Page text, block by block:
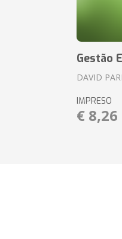
Gestão
DAVID
IMPRESO
€ 8,26